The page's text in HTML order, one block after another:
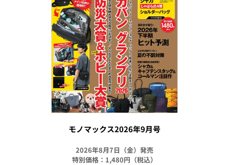
モノマックス2026年9月号
2026年8月7日（金）発売
特別価格：1,480円（税込）